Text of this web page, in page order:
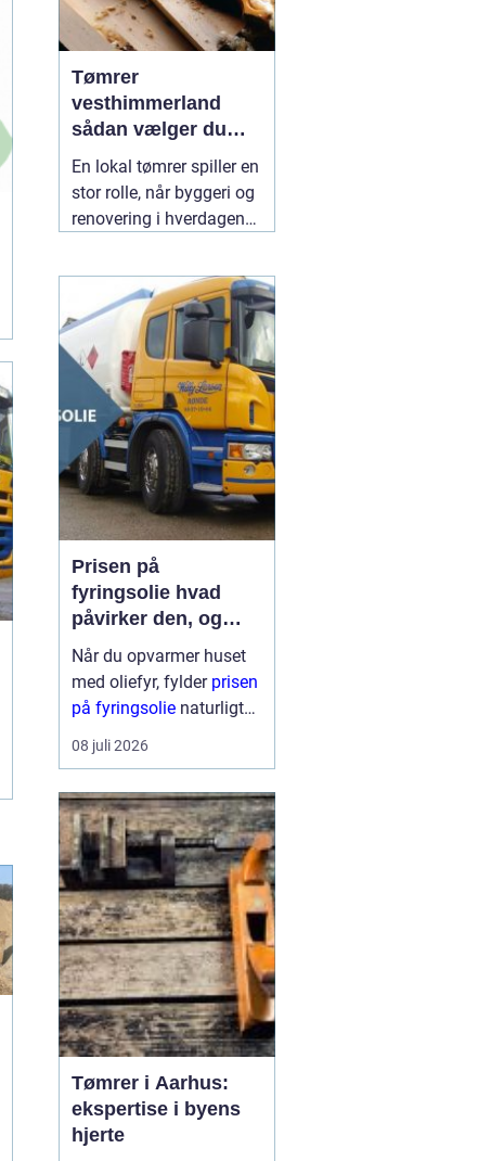
Tømrer
vesthimmerland
sådan vælger du
den rette til dit
byggeri
En lokal tømrer spiller en
stor rolle, når byggeri og
renovering i hverdagen
område som
Vesthimmerland, hvor
både klima, landbrug og
ældre bygninger stiller
særlige krav til
materialer og håndværk.
En30 juli 2026
Prisen på
fyringsolie hvad
påvirker den, og
hvordan får du mest
for pengene?
Når du opvarmer huset
med oliefyr, fylder prisen
på fyringsolie naturligt
meget i budgettet.
Mange oplever, at
år til år og nogle gange
fra uge til uge. Derfor
giver det god...
08 juli 2026
Tømrer i Aarhus:
ekspertise i byens
hjerte